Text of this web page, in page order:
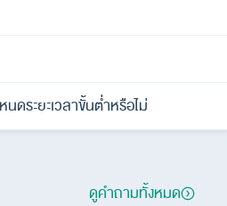
ดระยะเวลาขั้นต่ำหรือไม่
ดูคำถามทั้งหมด